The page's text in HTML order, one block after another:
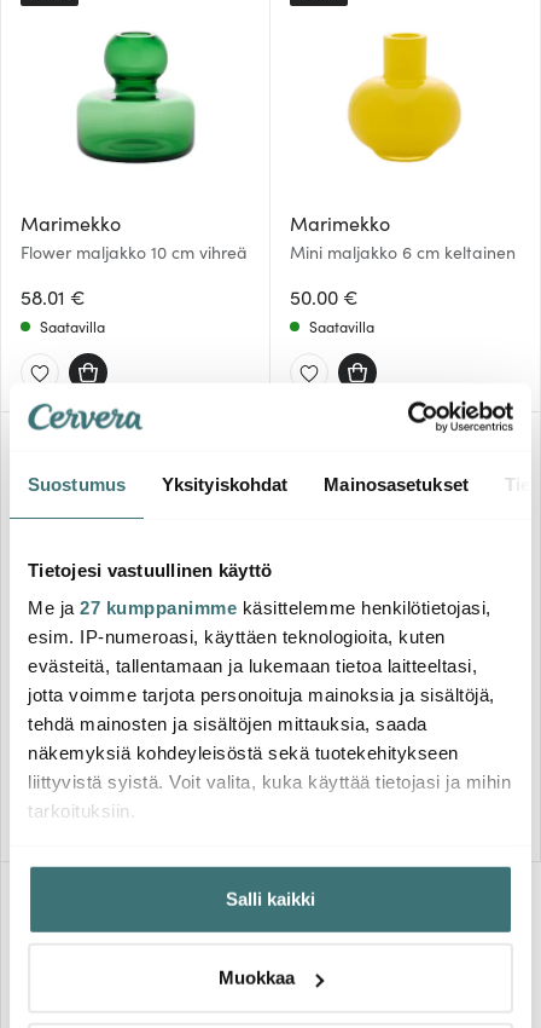
Suostumus Yksityiskohdat Mainosasetukset
Tietojesi vastuullinen käyttö
Me ja 27 kumppanimme käsittelemme henkilötietojasi,
esim. IP-numeroasi, käyttäen teknologioita, kuten
evästeitä, tallentamaan ja lukemaan tietoa laitteeltasi,
jotta voimme tarjota personoituja mainoksia ja sisältöjä,
tehdä mainosten ja sisältöjen mittauksia, saada
näkemyksiä kohdeyleisöstä sekä tuotekehitykseen
liittyvistä syistä. Voit valita, kuka käyttää tietojasi ja mihin
tarkoituksiin.
Jos sallit, haluamme myös tehdä seuraavia:
Kerätä tietoja maantieteellisestä sijainnistasi,
mahdollisesti muutaman metrin tarkkuudella
aktiivisesti (sormenjäljen muodostaminen)
Salli kaikki
Muokkaa
Marimekko
Flower maljakko 10 cm vihreä
58.01 €
Saatavilla
Marimekko
Mini maljakko 6 cm keltainen
50.00 €
Saatavilla
Marimekko
Flower maljakko 10,4 cm
kirkas
53.00 €
Saatavilla
Marimekko
Flower Maljakko 10,4 cm
Vaaleanpunainen
34.20 € 58.01 €
Loppuunmyyty verkkosivulla